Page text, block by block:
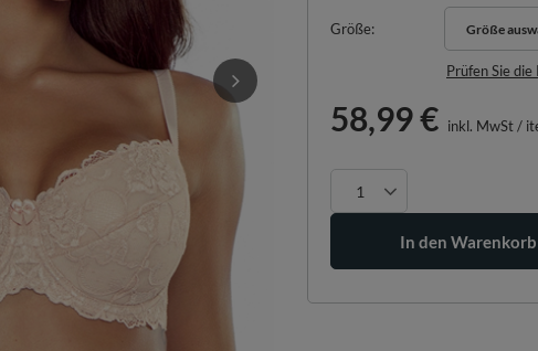
Größe Größe
Größe
Prüfen Sie
58,99 € inkl. MwSt/
In den Warenkorb